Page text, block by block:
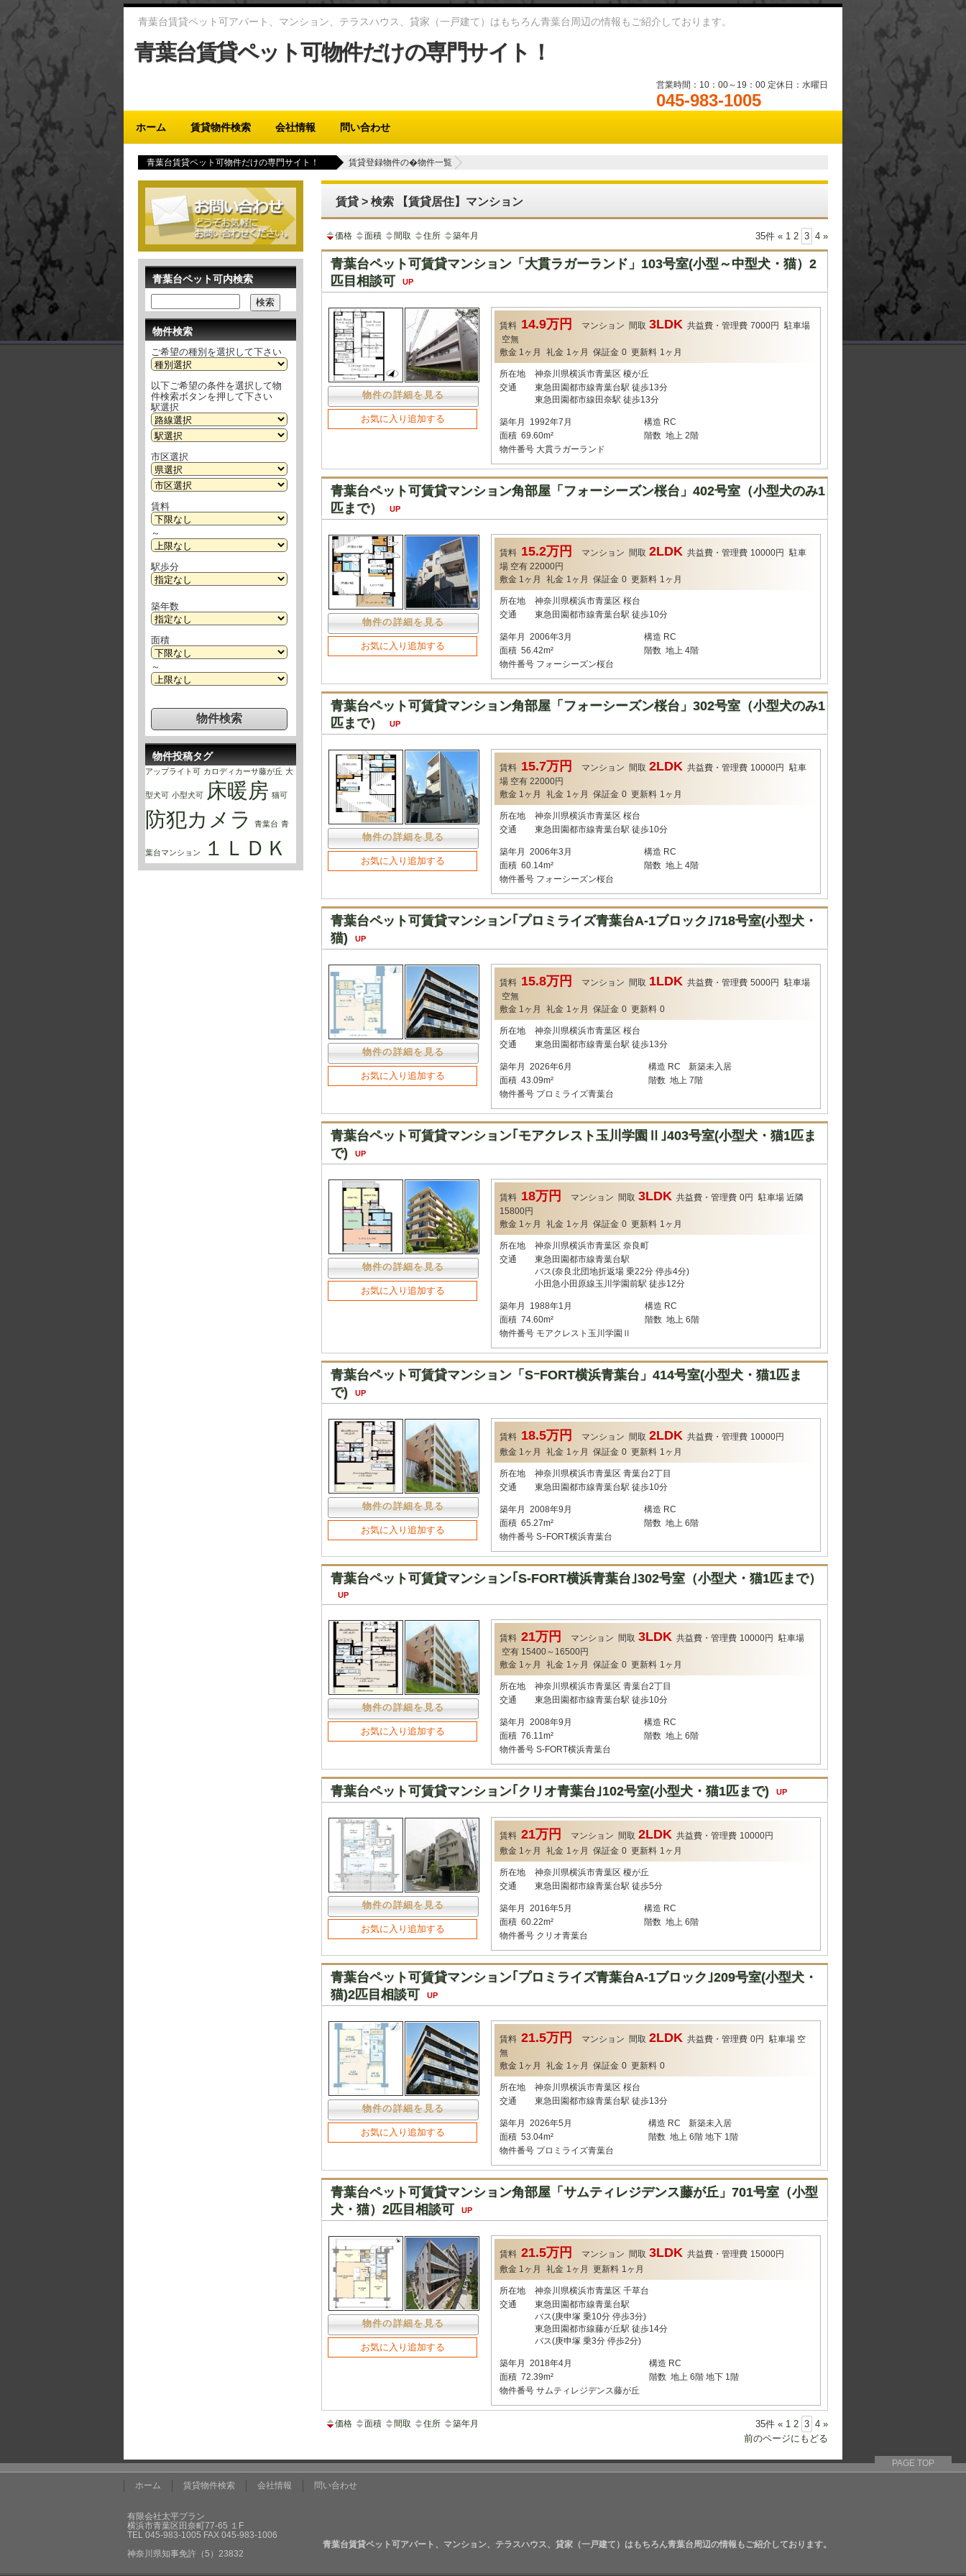
青葉台賃貸ペット可アパート、マンション、テラスハウス、貸家（一戸建て）はもちろん青葉台周辺の情報もご紹介しております。
青葉台賃貸ペット可物件だけの専門サイト！
営業時間：10：00～19：00 定休日：水曜日
045-983-1005
ホーム 賃貸物件検索 会社情報 問い合わせ
青葉台賃貸ペット可物件だけの専門サイト！ 賃貸登録物件の�物件一覧
賃貸 > 検索 【賃貸居住】マンション
価格 面積 間取 住所 築年月 35件 « 1 2 3 4 »
青葉台ペット可賃貸マンション「大貫ラガーランド」103号室(小型～中型犬・猫）2
匹目相談可
UP
物件の詳細を見る
お気に入り追加する
賃料 14.9万円 マンション 間取 3LDK 共益費・管理費 7000円 駐車場
空無
敷金 1ヶ月 礼金 1ヶ月 保証金 0 更新料 1ヶ月
所在地
神奈川県横浜市青葉区 榎が丘
交通
東急田園都市線青葉台駅 徒歩13分
東急田園都市線田奈駅 徒歩13分
築年月 1992年7月 構造 RC
面積 69.60m² 階数 地上 2階
物件番号 大貫ラガーランド
青葉台ペット可賃貸マンション角部屋「フォーシーズン桜台」402号室（小型犬のみ1
匹まで）
UP
物件の詳細を見る
お気に入り追加する
賃料 15.2万円 マンション 間取 2LDK 共益費・管理費 10000円 駐車
場 空有 22000円
敷金 1ヶ月 礼金 1ヶ月 保証金 0 更新料 1ヶ月
所在地
神奈川県横浜市青葉区 桜台
交通
東急田園都市線青葉台駅 徒歩10分
築年月 2006年3月 構造 RC
面積 56.42m² 階数 地上 4階
物件番号 フォーシーズン桜台
青葉台ペット可賃貸マンション角部屋「フォーシーズン桜台」302号室（小型犬のみ1
匹まで）
UP
物件の詳細を見る
お気に入り追加する
賃料 15.7万円 マンション 間取 2LDK 共益費・管理費 10000円 駐車
場 空有 22000円
敷金 1ヶ月 礼金 1ヶ月 保証金 0 更新料 1ヶ月
所在地
神奈川県横浜市青葉区 桜台
交通
東急田園都市線青葉台駅 徒歩10分
築年月 2006年3月 構造 RC
面積 60.14m² 階数 地上 4階
物件番号 フォーシーズン桜台
青葉台ペット可賃貸マンション｢プロミライズ青葉台A-1ブロック｣718号室(小型犬・
猫)
UP
物件の詳細を見る
お気に入り追加する
賃料 15.8万円 マンション 間取 1LDK 共益費・管理費 5000円 駐車場
空無
敷金 1ヶ月 礼金 1ヶ月 保証金 0 更新料 0
所在地
神奈川県横浜市青葉区 桜台
交通
東急田園都市線青葉台駅 徒歩13分
築年月 2026年6月 構造 RC
新築未入居
面積 43.09m² 階数 地上 7階
物件番号 プロミライズ青葉台
青葉台ペット可賃貸マンション｢モアクレスト玉川学園Ⅱ｣403号室(小型犬・猫1匹ま
で)
UP
物件の詳細を見る
お気に入り追加する
賃料 18万円 マンション 間取 3LDK 共益費・管理費 0円 駐車場 近隣
15800円
敷金 1ヶ月 礼金 1ヶ月 保証金 0 更新料 1ヶ月
所在地
神奈川県横浜市青葉区 奈良町
交通
東急田園都市線青葉台駅
バス(奈良北団地折返場 乗22分 停歩4分)
小田急小田原線玉川学園前駅 徒歩12分
築年月 1988年1月 構造 RC
面積 74.60m² 階数 地上 6階
物件番号 モアクレスト玉川学園Ⅱ
青葉台ペット可賃貸マンション「SｰFORT横浜青葉台」414号室(小型犬・猫1匹ま
で)
UP
物件の詳細を見る
お気に入り追加する
賃料 18.5万円 マンション 間取 2LDK 共益費・管理費 10000円
敷金 1ヶ月 礼金 1ヶ月 保証金 0 更新料 1ヶ月
所在地
神奈川県横浜市青葉区 青葉台2丁目
交通
東急田園都市線青葉台駅 徒歩10分
築年月 2008年9月 構造 RC
面積 65.27m² 階数 地上 6階
物件番号 SｰFORT横浜青葉台
青葉台ペット可賃貸マンション｢S-FORT横浜青葉台｣302号室（小型犬・猫1匹まで）
UP
物件の詳細を見る
お気に入り追加する
賃料 21万円 マンション 間取 3LDK 共益費・管理費 10000円 駐車場
空有 15400～16500円
敷金 1ヶ月 礼金 1ヶ月 保証金 0 更新料 1ヶ月
所在地
神奈川県横浜市青葉区 青葉台2丁目
交通
東急田園都市線青葉台駅 徒歩10分
築年月 2008年9月 構造 RC
面積 76.11m² 階数 地上 6階
物件番号 S-FORT横浜青葉台
青葉台ペット可賃貸マンション｢クリオ青葉台｣102号室(小型犬・猫1匹まで) UP
物件の詳細を見る
お気に入り追加する
賃料 21万円 マンション 間取 2LDK 共益費・管理費 10000円
敷金 1ヶ月 礼金 1ヶ月 保証金 0 更新料 1ヶ月
所在地
神奈川県横浜市青葉区 榎が丘
交通
東急田園都市線青葉台駅 徒歩5分
築年月 2016年5月 構造 RC
面積 60.22m² 階数 地上 6階
物件番号 クリオ青葉台
青葉台ペット可賃貸マンション｢プロミライズ青葉台A-1ブロック｣209号室(小型犬・
猫)2匹目相談可
UP
物件の詳細を見る
お気に入り追加する
賃料 21.5万円 マンション 間取 2LDK 共益費・管理費 0円 駐車場 空
無
敷金 1ヶ月 礼金 1ヶ月 保証金 0 更新料 0
所在地
神奈川県横浜市青葉区 桜台
交通
東急田園都市線青葉台駅 徒歩13分
築年月 2026年5月 構造 RC
新築未入居
面積 53.04m² 階数 地上 6階 地下 1階
物件番号 プロミライズ青葉台
青葉台ペット可賃貸マンション角部屋「サムティレジデンス藤が丘」701号室（小型
犬・猫）2匹目相談可
UP
物件の詳細を見る
お気に入り追加する
賃料 21.5万円 マンション 間取 3LDK 共益費・管理費 15000円
敷金 1ヶ月 礼金 1ヶ月 更新料 1ヶ月
所在地
神奈川県横浜市青葉区 千草台
交通
東急田園都市線青葉台駅
バス(庚申塚 乗10分 停歩3分)
東急田園都市線藤が丘駅 徒歩14分
バス(庚申塚 乗3分 停歩2分)
築年月 2018年4月 構造 RC
面積 72.39m² 階数 地上 6階 地下 1階
物件番号 サムティレジデンス藤が丘
価格 面積 間取 住所 築年月 35件 « 1 2 3 4 »
前のページにもどる
青葉台ペット可内検索
物件検索
ご希望の種別を選択して下さい
以下ご希望の条件を選択して物
件検索ボタンを押して下さい
駅選択
市区選択
賃料
～
駅歩分
築年数
面積
～
物件投稿タグ
アップライト可 カロディカーサ藤が丘 大
型犬可 小型犬可 床暖房 猫可
防犯カメラ 青葉台 青
葉台マンション １ＬＤＫ
PAGE TOP
ホーム 賃貸物件検索 会社情報 問い合わせ
有限会社太平プラン
横浜市青葉区田奈町77-65 １F
TEL 045-983-1005 FAX 045-983-1006
青葉台賃貸ペット可アパート、マンション、テラスハウス、貸家（一戸建て）はもちろん青葉台周辺の情報もご紹介しております。
神奈川県知事免許（5）23832